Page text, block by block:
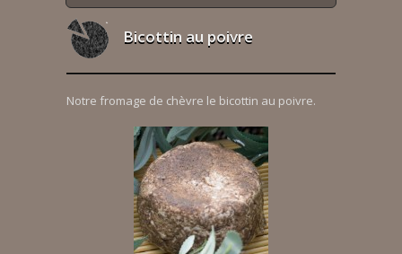
Bicottin au poivre
Notre fromage de chèvre le bicottin au poivre.